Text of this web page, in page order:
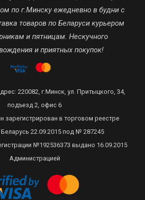
по г.Минску ежедневно в будни с
товаров по Беларуси курьером
и пятницам. Нескучного
и приятных покупок!
220082, г.Минск, ул. Притыцкого, 34,
подъезд 2, офис 6
зарегистрирован в торговом реестре
Беларусь 22.09.2015 под № 287245
№192536373 выдано 16.09.2015
Администрацией